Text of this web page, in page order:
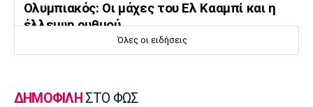
Ολυμπιακός: Οι μάχες του Ελ Κααμπί και η
έλλειψη ρυθμού
23:22
Όλες οι ειδήσεις
ΔΗΜΟΦΙΛΗ ΣΤΟ ΦΩΣ